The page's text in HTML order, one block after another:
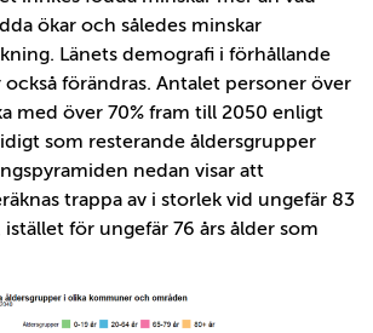
ökar och således minskar
Länets demografi i förhållande
förändras. Antalet personer över
med över 70% fram till 2050 enligt
som resterande åldersgrupper
nedan visar att
trappa av i storlek vid ungefär 83
istället för ungefär 76 års ålder som